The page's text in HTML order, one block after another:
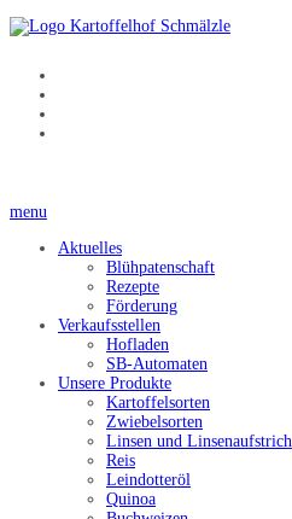
menu
Aktuelles
Blühpatenschaft
Rezepte
Förderung
Verkaufsstellen
Hofladen
SB-Automaten
Unsere Produkte
Kartoffelsorten
Zwiebelsorten
Linsen und Linsenaufstrich
Reis
Leindotteröl
Quinoa